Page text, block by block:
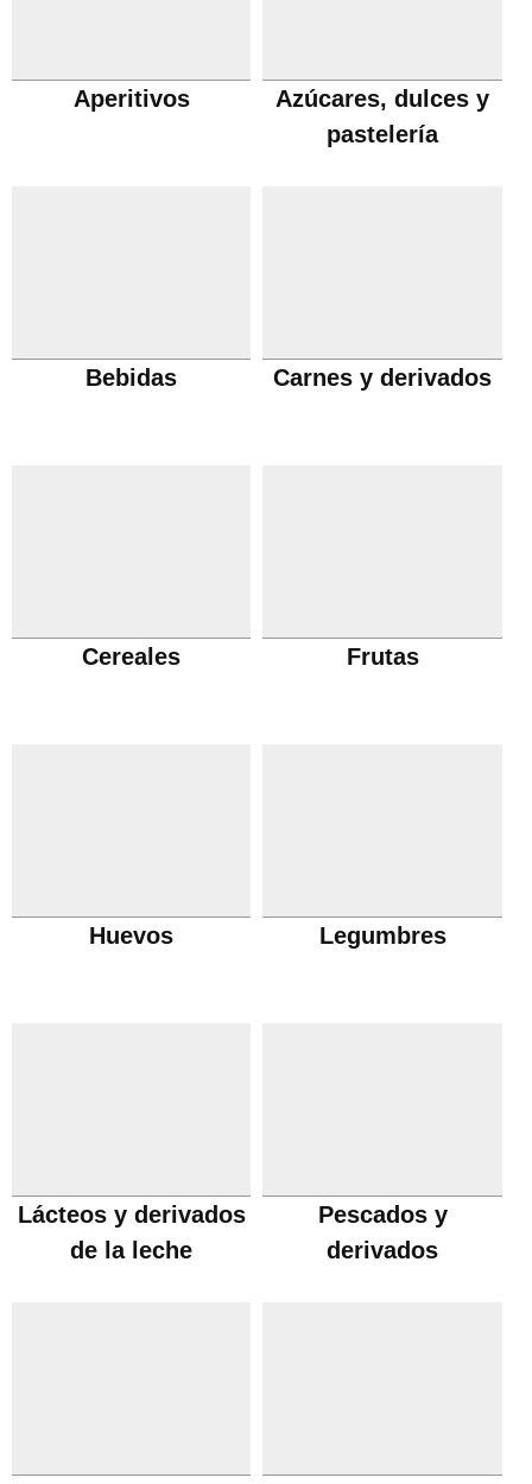
Aperitivos
Azúcares, dulces y
pastelería
Bebidas Carnes y derivados
Cereales Frutas
Huevos Legumbres
Lácteos y derivados
de la leche
Pescados y
derivados